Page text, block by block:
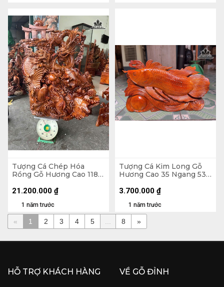
Tượng Cá Chép Hóa
Rồng Gỗ Hương Cao 118
1 năm trước
21.200.000 ₫
Tượng Cá Kim Long Gỗ
Hương Cao 35 Ngang 53
1 năm trước
3.700.000 ₫
« 1 2 3 4 5 8 »
HỖ TRỢ KHÁCH HÀNG VỀ GỖ ĐỈNH